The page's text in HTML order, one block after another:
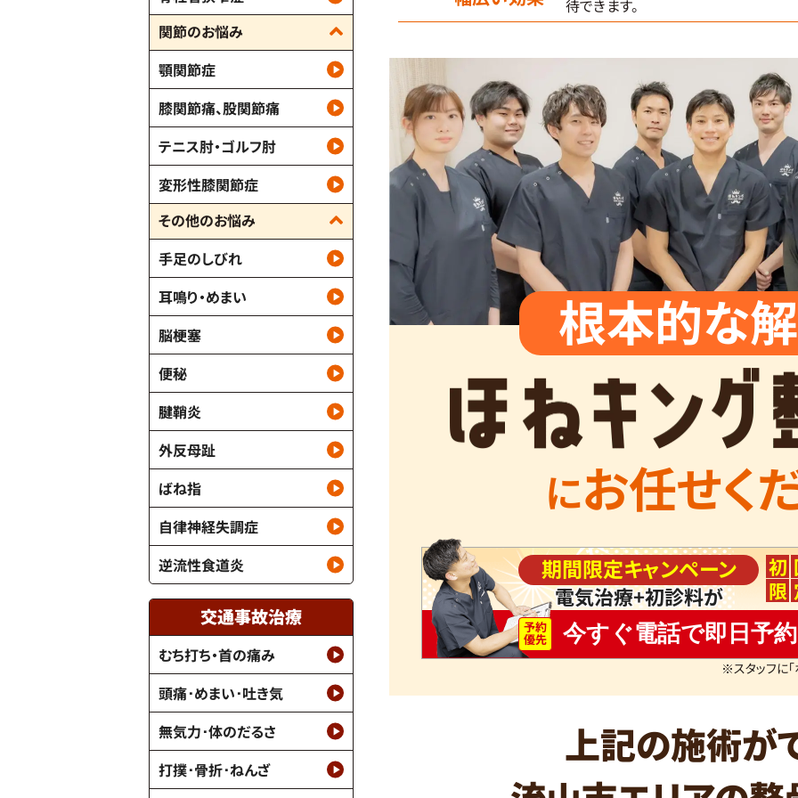
待できます。
根本的な
にお任せく
期間限定キャンペーン 初
限
電気治療+初診料が
予約
優先 今すぐ電話で即日予
※スタッフに
上記の施術が
関節のお悩み
顎関節症
膝関節痛、股関節痛
テニス肘・ゴルフ肘
変形性膝関節症
その他のお悩み
手足のしびれ
耳鳴り・めまい
脳梗塞
便秘
腱鞘炎
外反母趾
ばね指
自律神経失調症
逆流性食道炎
交通事故治療
むち打ち・首の痛み
頭痛･めまい･吐き気
無気力･体のだるさ
打撲･骨折･ねんざ